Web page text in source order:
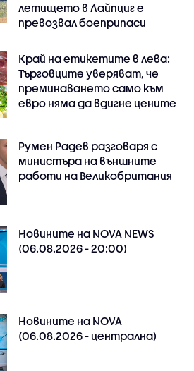
летището в Лайпциг е
превозвал боеприпаси
Край на етикетите в лева:
Търговците уверяват, че
преминаването само към
евро няма да вдигне цените
Румен Радев разговаря с
министъра на външните
работи на Великобритания
Новините на NOVA NEWS
(06.08.2026 - 20:00)
Новините на NOVA
(06.08.2026 - централна)